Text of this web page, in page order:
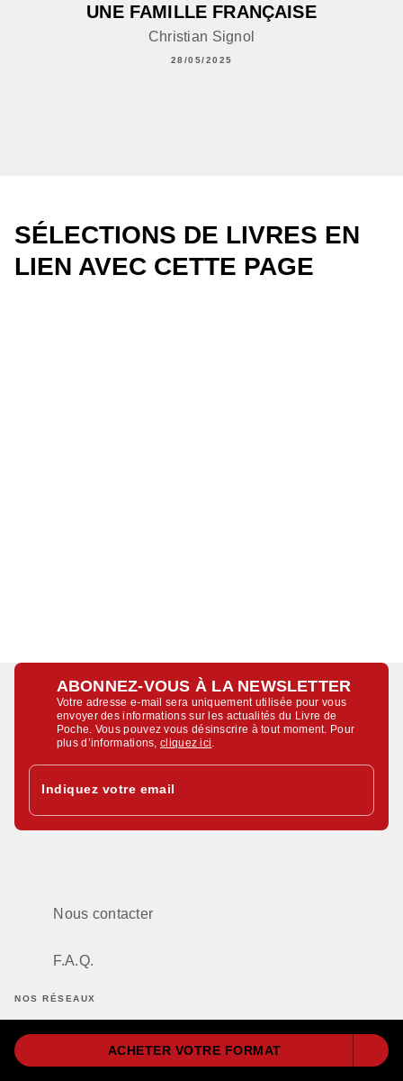
ACHETER VOTRE FORMAT
UNE FAMILLE FRANÇAISE
Christian Signol
28/05/2025
SÉLECTIONS DE LIVRES EN
LIEN AVEC CETTE PAGE
ABONNEZ-VOUS À LA NEWSLETTER
Votre adresse e-mail sera uniquement utilisée pour vous
envoyer des informations sur les actualités du Livre de
Poche. Vous pouvez vous désinscrire à tout moment. Pour
plus d’informations,cliquez ici
Indiquez votre email
Nous contacter
F.A.Q.
NOS RÉSEAUX